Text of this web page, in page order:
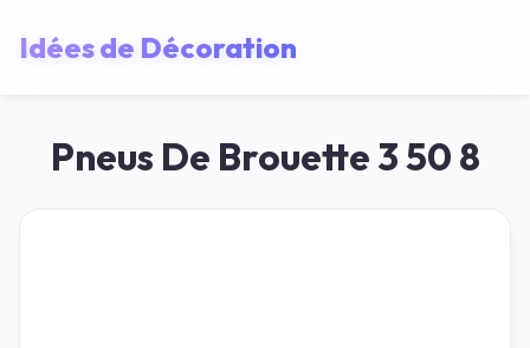
Idées de Décoration
Pneus De Brouette 3 50 8